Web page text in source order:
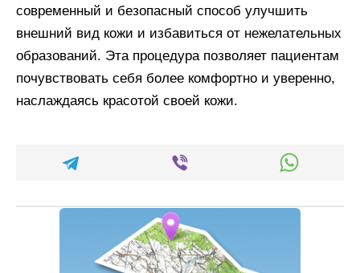
современный и безопасный способ улучшить
внешний вид кожи и избавиться от нежелательных
образований. Эта процедура позволяет пациентам
почувствовать себя более комфортно и уверенно,
наслаждаясь красотой своей кожи.